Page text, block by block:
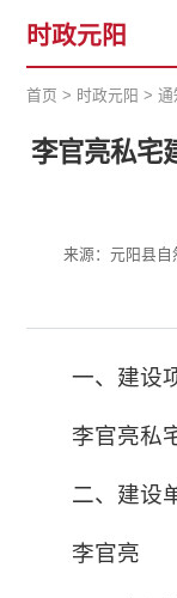
时政元阳
首页 > 时政元阳 >通
李官亮私宅
来源：元阳县自
一、建设
李官亮私
二、建设
李官亮